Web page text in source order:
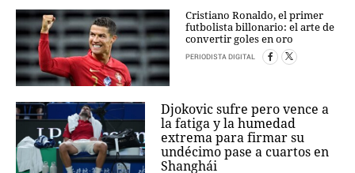
Cristiano Ronaldo, el primer
futbolista billonario: el arte de
convertir goles en oro
PERIODISTA DIGITAL
Djokovic sufre pero vence a
la fatiga y la humedad
extrema para firmar su
undécimo pase a cuartos en
Shanghái